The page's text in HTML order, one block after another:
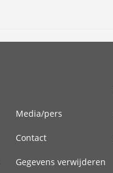
Media/pers
Contact
Gegevens verwijderen